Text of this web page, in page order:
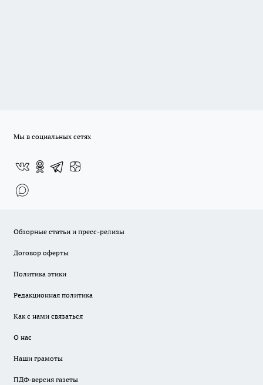
Мы в социальных сетях
Обзорные статьи и пресс-релизы
Договор оферты
Политика этики
Редакционная политика
Как с нами связаться
О нас
Наши грамоты
ПДФ-версия газеты